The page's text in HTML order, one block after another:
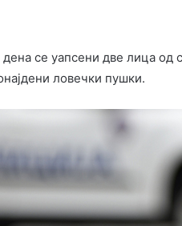
се уапсени две лица од
ловечки пушки.